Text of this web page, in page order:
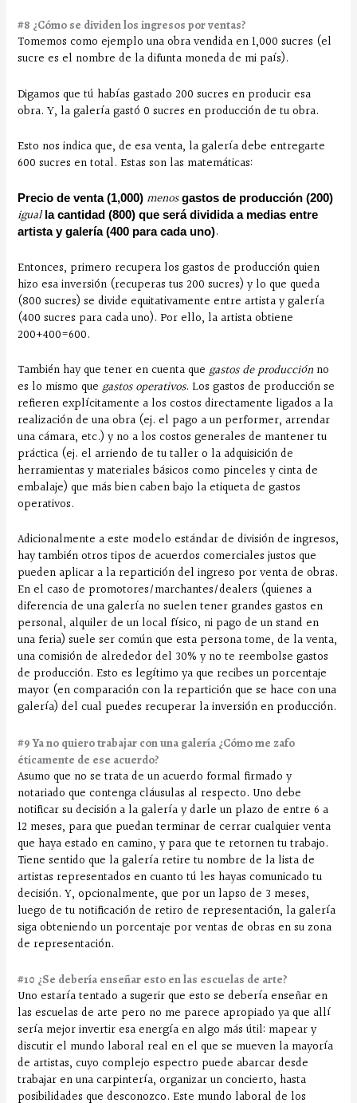
#8 ¿Cómo se dividen los ingresos por ventas?
Tomemos como ejemplo una obra vendida en 1,000 sucres (el
sucre es el nombre de la difunta moneda de mi país).
Digamos que tú habías gastado 200 sucres en producir esa
obra. Y, la galería gastó 0 sucres en producción de tu obra.
Esto nos indica que, de esa venta, la galería debe entregarte
600 sucres en total. Estas son las matemáticas:
Precio de venta (1,000) menos gastos de producción (200)
igual la cantidad (800) que será dividida a medias entre
artista y galería (400 para cada uno).
Entonces, primero recupera los gastos de producción quien
hizo esa inversión (recuperas tus 200 sucres) y lo que queda
(800 sucres) se divide equitativamente entre artista y galería
(400 sucres para cada uno). Por ello, la artista obtiene
200+400=600.
También hay que tener en cuenta quegastos de producción no
es lo mismo quegastos operativos. Los gastos de producción se
refieren explícitamente a los costos directamente ligados a la
realización de una obra (ej. el pago a un performer, arrendar
una cámara, etc.) y no a los costos generales de mantener tu
práctica (ej. el arriendo de tu taller o la adquisición de
herramientas y materiales básicos como pinceles y cinta de
embalaje) que más bien caben bajo la etiqueta de gastos
operativos.
Adicionalmente a este modelo estándar de división de ingresos,
hay también otros tipos de acuerdos comerciales justos que
pueden aplicar a la repartición del ingreso por venta de obras.
En el caso de promotores/marchantes/dealers (quienes a
diferencia de una galería no suelen tener grandes gastos en
personal, alquiler de un local físico, ni pago de un stand en
una feria) suele ser común que esta persona tome, de la venta,
una comisión de alrededor del 30% y no te reembolse gastos
de producción. Esto es legítimo ya que recibes un porcentaje
mayor (en comparación con la repartición que se hace con una
galería) del cual puedes recuperar la inversión en producción.
#9 Ya no quiero trabajar con una galería ¿Cómo me zafo
éticamente de ese acuerdo?
Asumo que no se trata de un acuerdo formal firmado y
notariado que contenga cláusulas al respecto. Uno debe
notificar su decisión a la galería y darle un plazo de entre 6 a
12 meses, para que puedan terminar de cerrar cualquier venta
que haya estado en camino, y para que te retornen tu trabajo.
Tiene sentido que la galería retire tu nombre de la lista de
artistas representados en cuanto tú les hayas comunicado tu
decisión. Y, opcionalmente, que por un lapso de 3 meses,
luego de tu notificación de retiro de representación, la galería
siga obteniendo un porcentaje por ventas de obras en su zona
de representación.
#10 ¿Se debería enseñar esto en las escuelas de arte?
Uno estaría tentado a sugerir que esto se debería enseñar en
las escuelas de arte pero no me parece apropiado ya que allí
sería mejor invertir esa energía en algo más útil: mapear y
discutir el mundo laboral real en el que se mueven la mayoría
de artistas, cuyo complejo espectro puede abarcar desde
trabajar en una carpintería, organizar un concierto, hasta
posibilidades que desconozco. Este mundo laboral de los